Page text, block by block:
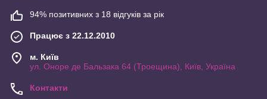
94% позитивних з 18 відгуків за рік
Працює з 22.12.2010
м. Київ
ул. Оноре де Бальзака 64 (Троещина), Київ, Україна
Контакти